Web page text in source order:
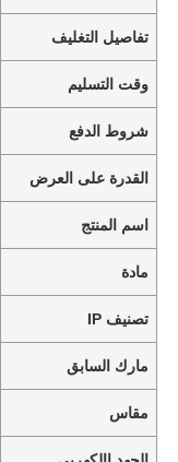
تفاصيل التغليف
وقت التسليم
شروط الدفع
القدرة على العرض
اسم المنتج
مادة
تصنيف IP
مارك السابق
مقاس